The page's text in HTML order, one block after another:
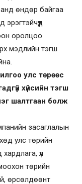
өндөр байгаа
оролцоо
мэдлийн тэгш
улс төрөөс
хүйсийн тэгш
шалтгаан болж
засаглалын
улс төрийн
үл
төрийн
өрсөлдөөнт